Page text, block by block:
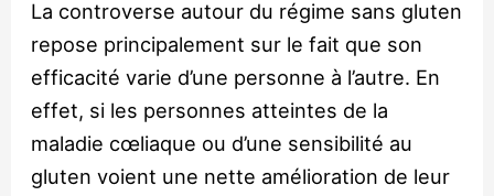
La controverse autour du régime sans gluten
repose principalement sur le fait que son
efficacité varie d’une personne à l’autre. En
effet, si les personnes atteintes de la
maladie cœliaque ou d’une sensibilité au
gluten voient une nette amélioration de leur